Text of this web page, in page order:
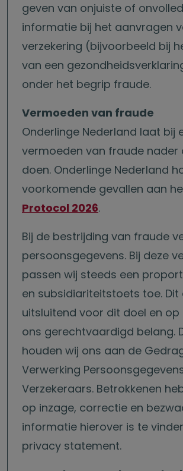
geven van onjuiste of
informatie bij het aanvragen
verzekering (bijvoorbeeld bij
van een
onder het begrip fraude.
Vermoeden van fraude
Onderlinge Nederland laat bij
vermoeden van fraude nader
doen. Onderlinge Nederland
voorkomende gevallen aan
Protocol 2026.
Bij de bestrijding van fraude
persoonsgegevens. Bij deze
passen wij steeds een
en subsidiariteitstoets toe. Dit
uitsluitend voor dit doel en op
ons gerechtvaardigd belang.
houden wij ons aan de
Verwerking
Verzekeraars. Betrokkenen
op inzage, correctie en
informatie hierover is te
privacy statement.